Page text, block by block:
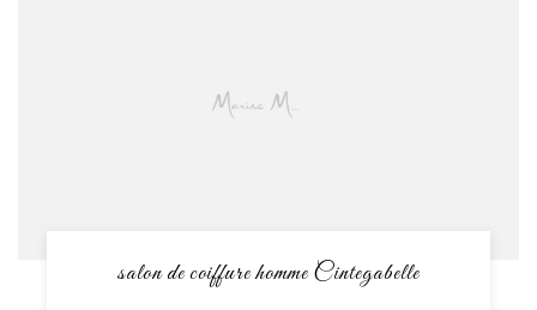
salon de coiffure homme Cintegabelle